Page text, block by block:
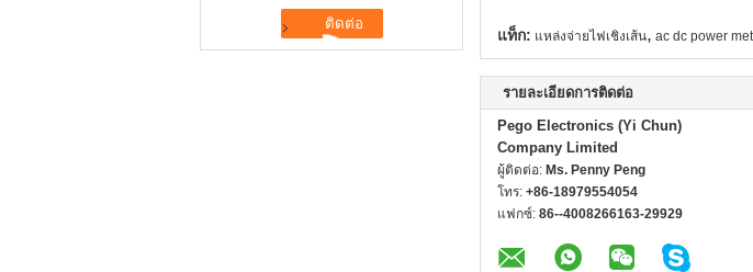
แท็ก: แหล่งจ่ายไฟเชิงเส้น, ac dc power
รายละเอียดการติดต่อ
Pego Electronics (Yi Chun)
Company Limited
ผู้ติดต่อ: Ms. Penny Peng
โทร: +86-18979554054
แฟกซ์: 86--4008266163-29929